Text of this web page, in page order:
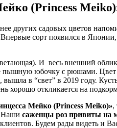
(Princess
других садовых цветов
сорт появился в
И весь внешний
юбочку с рюшами. Цвет
в “свет” в 2019 году.
хорошо откликается на
Мейко (Princess Meiko)»,
Наши саженцы роз привиты на
Будем рады видеть и